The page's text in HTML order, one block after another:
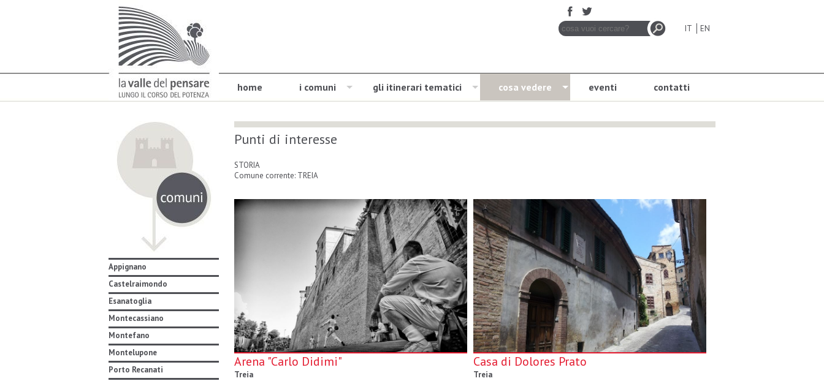
home i comuni gli itinerari tematici cosa vedere eventi contatti
IT EN
Appignano
Castelraimondo
Esanatoglia
Montecassiano
Montefano
Montelupone
Porto Recanati
Punti di interesse
STORIA
Comune corrente: TREIA
Arena "Carlo Didimi"
Treia
Casa di Dolores Prato
Treia